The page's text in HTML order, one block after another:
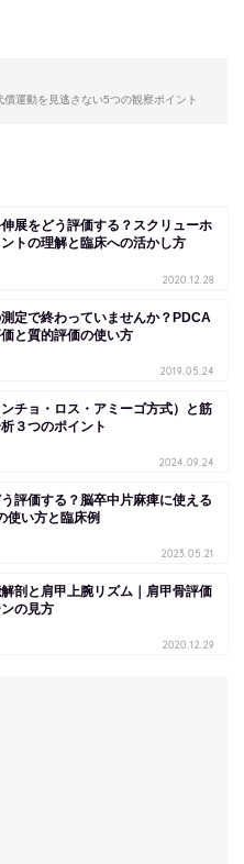
運動を見逃さない5つの観察ポイント
展をどう評価する？スクリューホ
トの理解と臨床への活かし方
2020.12.28
定で終わっていませんか？PDCA
と質的評価の使い方
2019.05.24
チョ・ロス・アミーゴ方式）と筋
３つのポイント
2024.09.24
評価する？脳卒中片麻痺に使える
使い方と臨床例
2023.05.21
剖と肩甲上腕リズム｜肩甲骨評価
の見方
2020.12.29